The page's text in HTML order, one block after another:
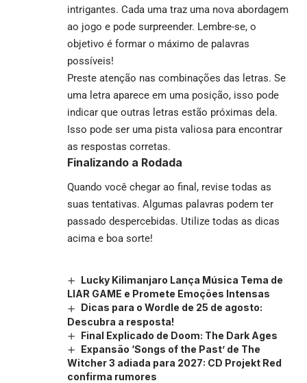
intrigantes. Cada uma traz uma nova abordagem
ao jogo e pode surpreender. Lembre-se, o
objetivo é formar o máximo de palavras
possíveis!
Preste atenção nas combinações das letras. Se
uma letra aparece em uma posição, isso pode
indicar que outras letras estão próximas dela.
Isso pode ser uma pista valiosa para encontrar
as respostas corretas.
Finalizando a Rodada
Quando você chegar ao final, revise todas as
suas tentativas. Algumas palavras podem ter
passado despercebidas. Utilize todas as dicas
acima e boa sorte!
Lucky Kilimanjaro Lança Música Tema de
LIAR GAME e Promete Emoções Intensas
Dicas para o Wordle de 25 de agosto:
Descubra a resposta!
Final Explicado de Doom: The Dark Ages
Expansão ‘Songs of the Past’ de The
Witcher 3 adiada para 2027: CD Projekt Red
confirma rumores